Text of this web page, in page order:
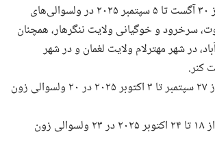
: از ۳۰ آگست تا ۵ سپتمبر ۲۰۲۵ در ولسوالی‌های
سرخرود و خوگیانی ولایت ننگرهار، همچنان
در شهر مهترلام ولایت لغمان و در شهر
کنر.
از ۲۷ سپتمبر تا ۳ اکتوبر ۲۰۲۵ در ۲۰ ولسوالی زون
: از ۱۸ تا ۲۴ اکتوبر ۲۰۲۵ در ۲۳ ولسوالی زون